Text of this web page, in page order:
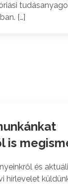
[…]
is
és
hírlevelet